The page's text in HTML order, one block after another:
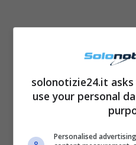
Sophie
solonotizie24.it
use your personal
Personalised